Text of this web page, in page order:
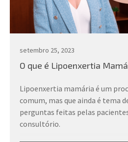
Se você precisar de uma
avaliar suas mamas, conte
setembro 25, 2023
O que é Lipoenxertia
Lipoenxertia mamária é um
comum, mas que ainda é tema
perguntas feitas pelas
consultório.